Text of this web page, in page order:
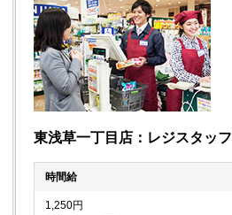
東浅草一丁目店：レジスタッフ
時間給
1,250円